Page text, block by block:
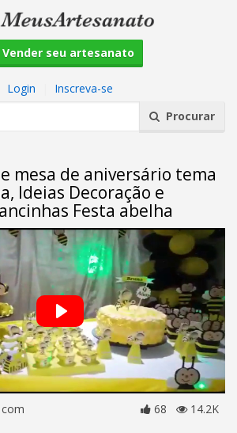
Vender seu artesanato
Login
Inscreva-se
Procurar
mesa de aniversário tema
Ideias Decoração e
Festa abelha
68 14.2K